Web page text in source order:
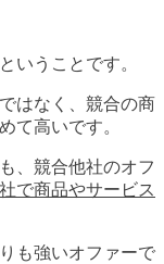
いうことです。
はなく、競合の商
て高いです。
、競合他社のオフ
で商品やサービス
も強いオファーで